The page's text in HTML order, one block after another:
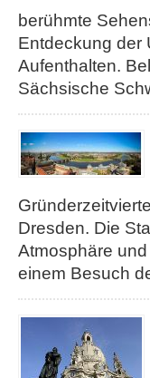
berühmte
Entdeckung der
Aufenthalten.
Sächsische
Dresden. Die
Atmosphäre
einem Besuch